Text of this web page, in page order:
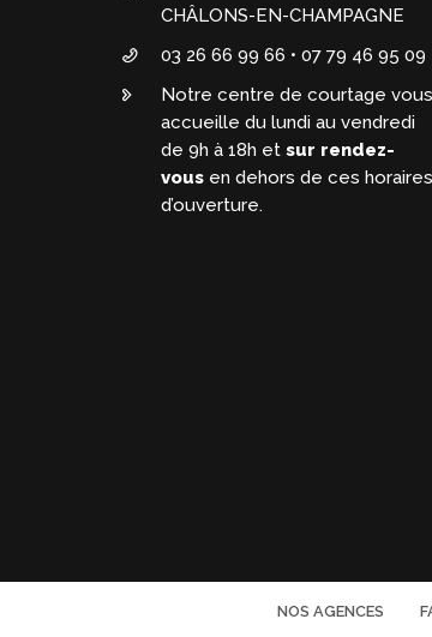
CHÂLONS-EN-CHAMPAGNE
03 26 66 99 66 • 07 79 46 95 09
Notre centre de courtage vous
accueille du lundi au vendredi
de 9h à 18h et sur rendez-
vousen dehors de ces horaires
d’ouverture.
NOS AGENCES